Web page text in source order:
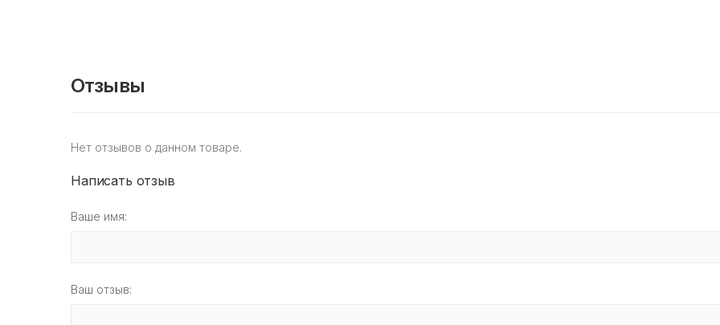
Отзывы
Нет отзывов о данном товаре.
Написать отзыв
Ваше имя:
Ваш отзыв: